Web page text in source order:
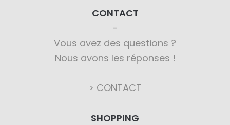
CONTACT
Vous avez des questions ?
Nous avons les réponses !
> CONTACT
SHOPPING